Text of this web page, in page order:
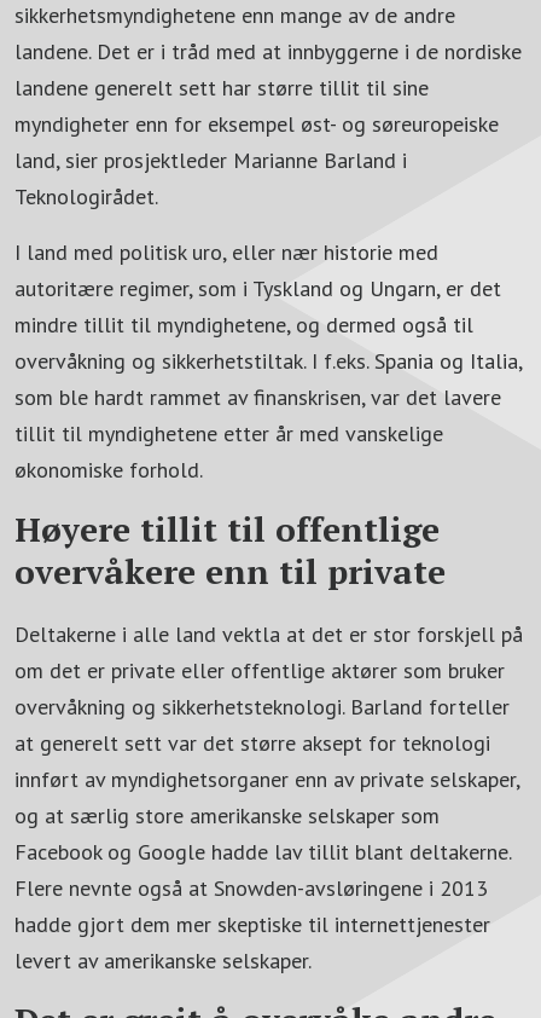
sikkerhetsmyndighetene enn mange av de andre
landene. Det er i tråd med at innbyggerne i de nordiske
landene generelt sett har større tillit til sine
myndigheter enn for eksempel øst- og søreuropeiske
land, sier prosjektleder Marianne Barland i
Teknologirådet.
I land med politisk uro, eller nær historie med
autoritære regimer, som i Tyskland og Ungarn, er det
mindre tillit til myndighetene, og dermed også til
overvåkning og sikkerhetstiltak. I f.eks. Spania og Italia,
som ble hardt rammet av finanskrisen, var det lavere
tillit til myndighetene etter år med vanskelige
økonomiske forhold.
Høyere tillit til offentlige
overvåkere enn til private
Deltakerne i alle land vektla at det er stor forskjell på
om det er private eller offentlige aktører som bruker
overvåkning og sikkerhetsteknologi. Barland forteller
at generelt sett var det større aksept for teknologi
innført av myndighetsorganer enn av private selskaper,
og at særlig store amerikanske selskaper som
Facebook og Google hadde lav tillit blant deltakerne.
Flere nevnte også at Snowden-avsløringene i 2013
hadde gjort dem mer skeptiske til internettjenester
levert av amerikanske selskaper.